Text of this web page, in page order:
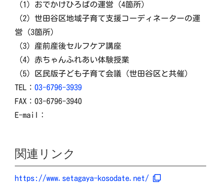
（1）おでかけひろばの運営（4箇所）
（2）世田谷区地域子育て支援コーディネーターの運
営（3箇所）
（3）産前産後セルフケア講座
（4）赤ちゃんふれあい体験授業
（5）区民版子ども子育て会議（世田谷区と共催）
TEL： 03-6796-3939
FAX：03-6796-3940
E-mail：
関連リンク
https://www.setagaya-kosodate.net/